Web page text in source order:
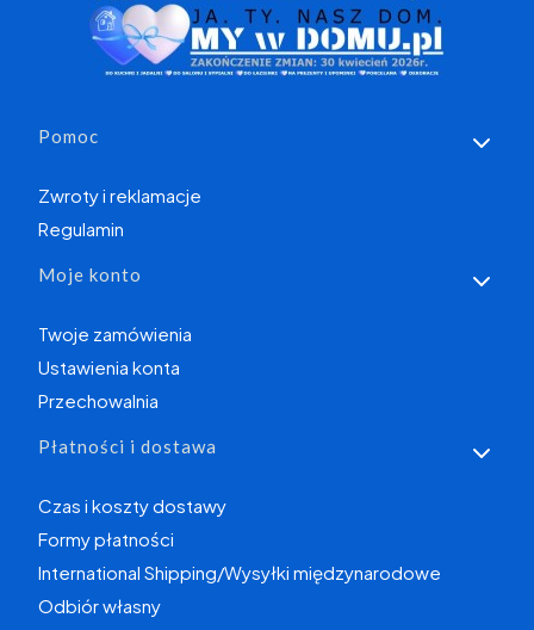
Linki w stopce
Pomoc
Zwroty i reklamacje
Regulamin
Moje konto
Twoje zamówienia
Ustawienia konta
Przechowalnia
Płatności i dostawa
Czas i koszty dostawy
Formy płatności
International Shipping/Wysyłki międzynarodowe
Odbiór własny